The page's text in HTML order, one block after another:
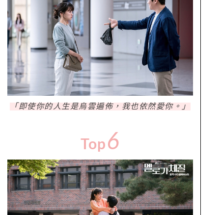
「即使你的人生是烏雲遍佈，我也依然愛你。」
Top 6